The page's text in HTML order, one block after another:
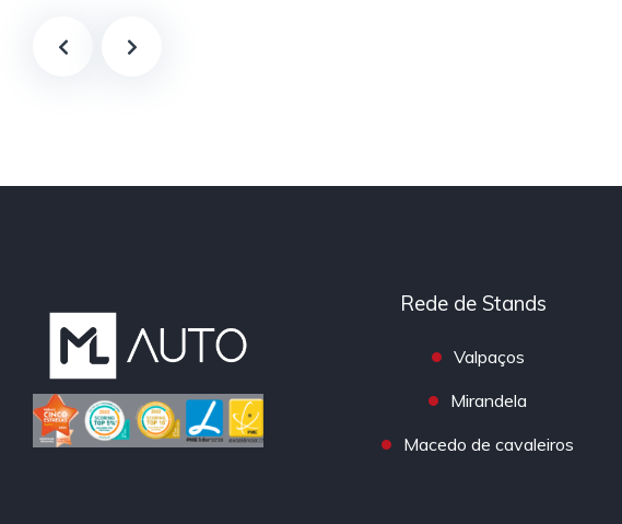
Rede de Stands
Valpaços
Mirandela
Macedo de cavaleiros